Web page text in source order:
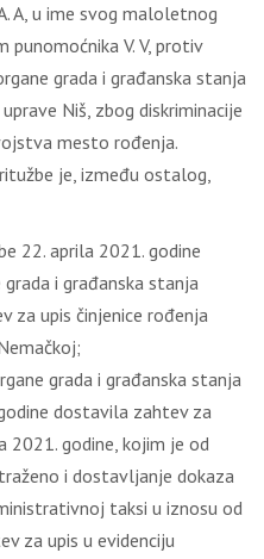
A, u ime svog maloletnog
punomoćnika V. V, protiv
grada i građanska stanja
Niš, zbog diskriminacije
mesto rođenja.
je, između ostalog,
22. aprila 2021. godine
i građanska stanja
za upis činjenice rođenja
grada i građanska stanja
dostavila zahtev za
2021. godine, kojim je od
i dostavljanje dokaza
taksi u iznosu od
za upis u evidenciju